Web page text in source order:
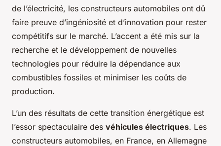
de l’électricité, les constructeurs automobiles ont dû
faire preuve d’ingéniosité et d’innovation pour rester
compétitifs sur le marché. L’accent a été mis sur la
recherche et le développement de nouvelles
technologies pour réduire la dépendance aux
combustibles fossiles et minimiser les coûts de
production.
L’un des résultats de cette transition énergétique est
l’essor spectaculaire des véhicules électriques. Les
constructeurs automobiles, en France, en Allemagne